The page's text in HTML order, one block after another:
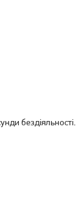
бездіяльності.